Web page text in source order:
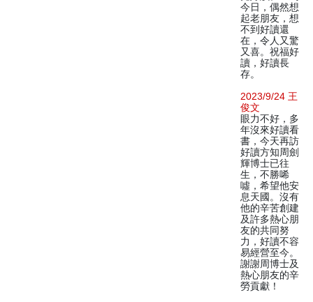
今日，偶然想
起老朋友，想
不到好讀還
在，令人又驚
又喜。祝福好
讀，好讀長
存。
2023/9/24 王
俊文
眼力不好，多
年沒來好讀看
書，今天再訪
好讀方知周劍
輝博士已往
生，不勝唏
噓，希望他安
息天國。沒有
他的辛苦創建
及許多熱心朋
友的共同努
力，好讀不容
易經營至今。
謝謝周博士及
熱心朋友的辛
勞貢獻！